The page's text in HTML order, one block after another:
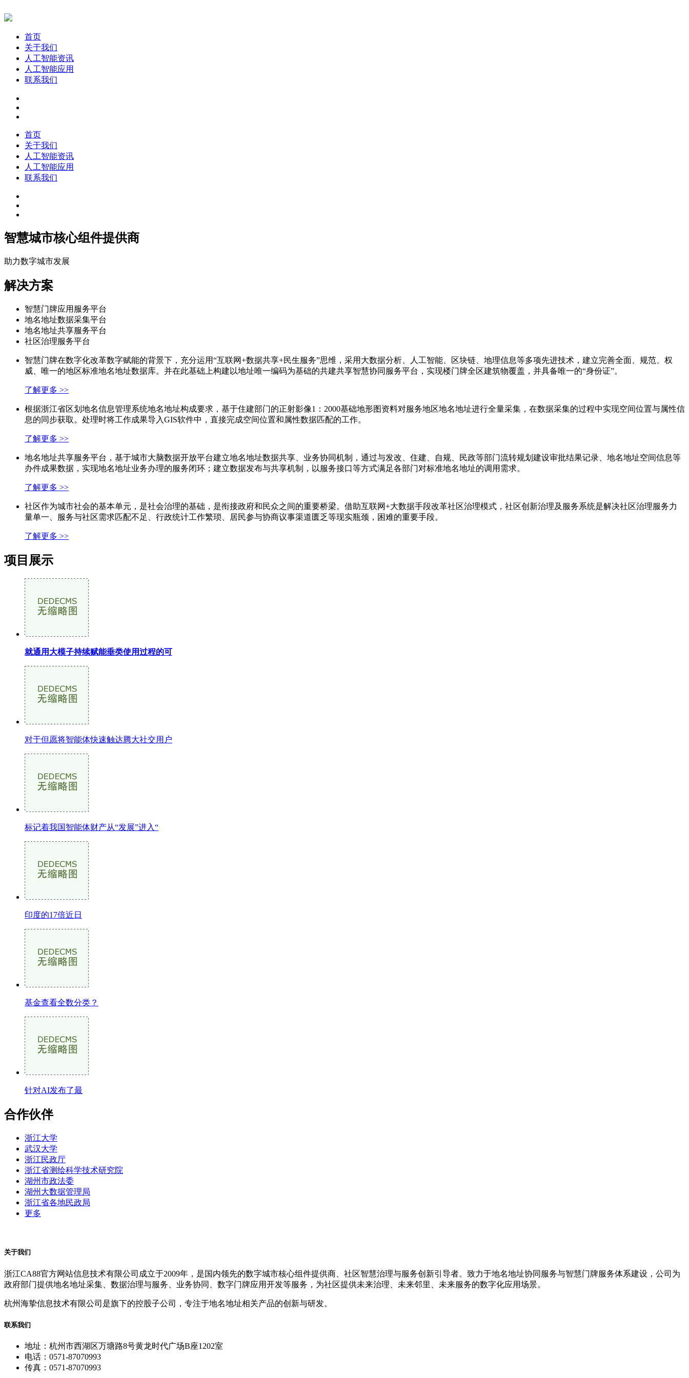
首页
关于我们
人工智能资讯
人工智能应用
联系我们
首页
关于我们
人工智能资讯
人工智能应用
联系我们
智慧城市核心组件提供商
助力数字城市发展
解决方案
智慧门牌应用服务平台
地名地址数据采集平台
地名地址共享服务平台
社区治理服务平台
智慧门牌在数字化改革数字赋能的背景下，充分运用“互联网+数据共享+民生服务”思维，采用大数据分析、人工智能、区块链、地理信息等多项先进技术，建立完善全面、规范、权
威、唯一的地区标准地名地址数据库。并在此基础上构建以地址唯一编码为基础的共建共享智慧协同服务平台，实现楼门牌全区建筑物覆盖，并具备唯一的“身份证”。
了解更多 >>
根据浙江省区划地名信息管理系统地名地址构成要求，基于住建部门的正射影像1：2000基础地形图资料对服务地区地名地址进行全量采集，在数据采集的过程中实现空间位置与属性信
息的同步获取。处理时将工作成果导入GIS软件中，直接完成空间位置和属性数据匹配的工作。
了解更多 >>
地名地址共享服务平台，基于城市大脑数据开放平台建立地名地址数据共享、业务协同机制，通过与发改、住建、自规、民政等部门流转规划建设审批结果记录、地名地址空间信息等
办件成果数据，实现地名地址业务办理的服务闭环；建立数据发布与共享机制，以服务接口等方式满足各部门对标准地名地址的调用需求。
了解更多 >>
社区作为城市社会的基本单元，是社会治理的基础，是衔接政府和民众之间的重要桥梁。借助互联网+大数据手段改革社区治理模式，社区创新治理及服务系统是解决社区治理服务力
量单一、服务与社区需求匹配不足、行政统计工作繁琐、居民参与协商议事渠道匮乏等现实瓶颈，困难的重要手段。
了解更多 >>
项目展示
就通用大模子持续赋能垂类使用过程的可
对于但愿将智能体快速触达腾大社交用户
标记着我国智能体财产从“发展”进入“
印度的17倍近日
基金查看全数分类？
针对AI发布了最
合作伙伴
浙江大学
武汉大学
浙江民政厅
浙江省测绘科学技术研究院
湖州市政法委
湖州大数据管理局
浙江省各地民政局
更多
关于我们
浙江CA88官方网站信息技术有限公司成立于2009年，是国内领先的数字城市核心组件提供商、社区智慧治理与服务创新引导者。致力于地名地址协同服务与智慧门牌服务体系建设，公司为
政府部门提供地名地址采集、数据治理与服务、业务协同、数字门牌应用开发等服务，为社区提供未来治理、未来邻里、未来服务的数字化应用场景。
杭州海挚信息技术有限公司是旗下的控股子公司，专注于地名地址相关产品的创新与研发。
联系我们
地址：杭州市西湖区万塘路8号黄龙时代广场B座1202室
电话：0571-87070993
传真：0571-87070993